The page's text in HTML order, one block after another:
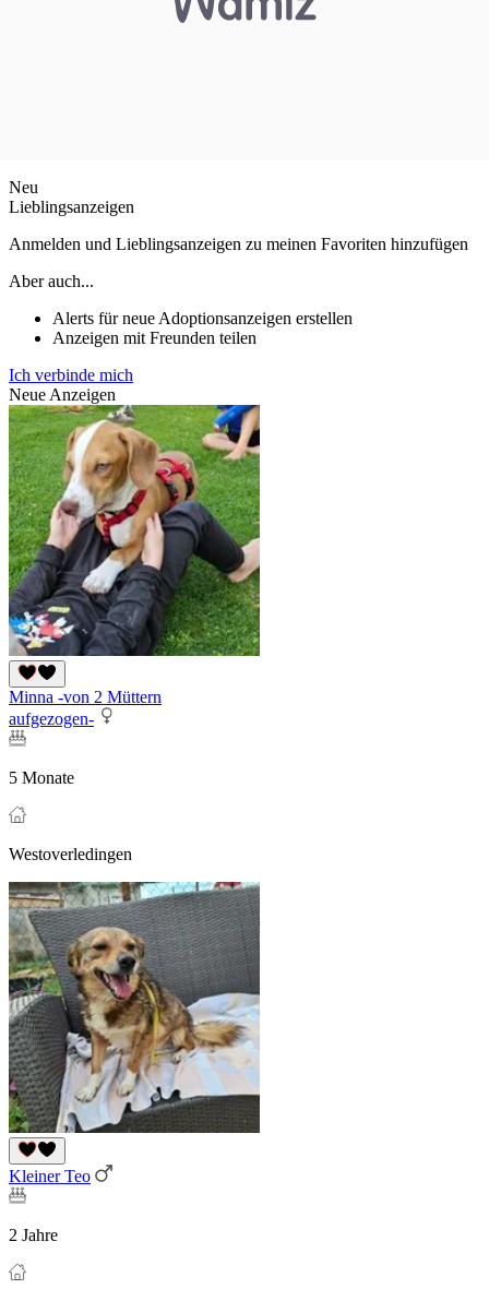
Neu
Lieblingsanzeigen
Anmelden und Lieblingsanzeigen zu meinen Favoriten hinzufügen
Aber auch...
Alerts für neue Adoptionsanzeigen erstellen
Anzeigen mit Freunden teilen
Ich verbinde mich
Neue Anzeigen
Minna -von 2 Müttern
aufgezogen-
5 Monate
Westoverledingen
Kleiner Teo
2 Jahre